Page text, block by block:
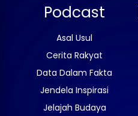
Podcast
Asal Usul
Cerita Rakyat
Data Dalam Fakta
Jendela Inspirasi
Jelajah Budaya